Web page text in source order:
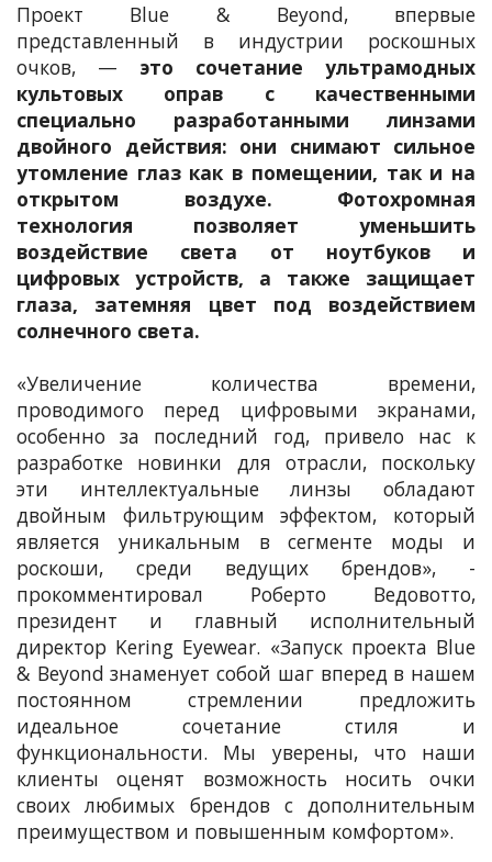
Проект Blue & Beyond, впервые
представленный в индустрии роскошных
очков, — это сочетание ультрамодных
культовых оправ с качественными
специально разработанными линзами
двойного действия: они снимают сильное
утомление глаз как в помещении, так и на
открытом воздухе. Фотохромная
технология позволяет уменьшить
воздействие света от ноутбуков и
цифровых устройств, а также защищает
глаза, затемняя цвет под воздействием
солнечного света.
«Увеличение количества времени,
проводимого перед цифровыми экранами,
особенно за последний год, привело нас к
разработке новинки для отрасли, поскольку
эти интеллектуальные линзы обладают
двойным фильтрующим эффектом, который
является уникальным в сегменте моды и
роскоши, среди ведущих брендов», -
прокомментировал Роберто Ведовотто,
президент и главный исполнительный
директор Kering Eyewear. «Запуск проекта Blue
& Beyond знаменует собой шаг вперед в нашем
постоянном стремлении предложить
идеальное сочетание стиля и
функциональности. Мы уверены, что наши
клиенты оценят возможность носить очки
своих любимых брендов с дополнительным
преимуществом и повышенным комфортом».